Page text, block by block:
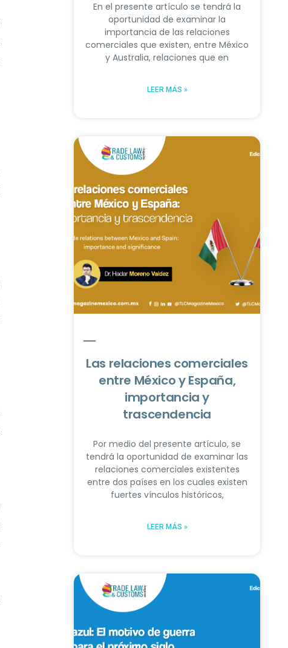
En el presente artículo se tendrá la
oportunidad de examinar la
importancia de las relaciones
comerciales que existen, entre México
y Australia, relaciones que en
LEER MÁS »
Las relaciones comerciales
entre México y España,
importancia y
trascendencia
Por medio del presente artículo, se
tendrá la oportunidad de examinar las
relaciones comerciales existentes
entre dos países en los cuales existen
fuertes vínculos históricos,
LEER MÁS »